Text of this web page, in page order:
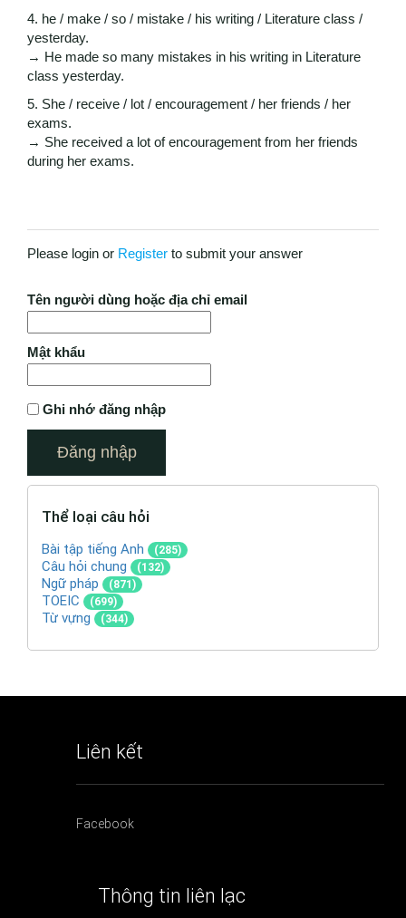
4. he / make / so / mistake / his writing / Literature class /
yesterday.
→ He made so many mistakes in his writing in Literature
class yesterday.
5. She / receive / lot / encouragement / her friends / her
exams.
→ She received a lot of encouragement from her friends
during her exams.
Please login or Register to submit your answer
Tên người dùng hoặc địa chỉ email
Mật khẩu
Ghi nhớ đăng nhập
Thể loại câu hỏi
Bài tập tiếng Anh (285)
Câu hỏi chung (132)
Ngữ pháp (871)
TOEIC (699)
Từ vựng (344)
Liên kết
Facebook
Thông tin liên lạc